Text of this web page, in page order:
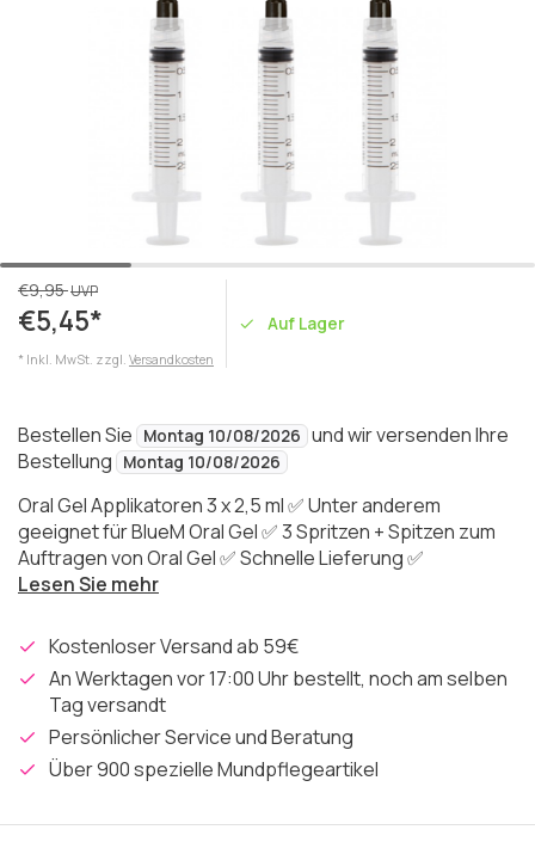
€9,95UVP
€5,45*
* Inkl. MwSt. zzgl. Versandkosten
Auf Lager
Bestellen Sie Montag 10/08/2026 und wir versenden Ihre
Bestellung
Montag 10/08/2026
Oral Gel Applikatoren 3 x 2,5 ml ✅ Unter anderem
geeignet für BlueM Oral Gel ✅ 3 Spritzen + Spitzen zum
Auftragen von Oral Gel ✅ Schnelle Lieferung ✅
Lesen Sie mehr
Kostenloser Versand ab 59€
An Werktagen vor 17:00 Uhr bestellt, noch am selben
Tag versandt
Persönlicher Service und Beratung
Über 900 spezielle Mundpflegeartikel